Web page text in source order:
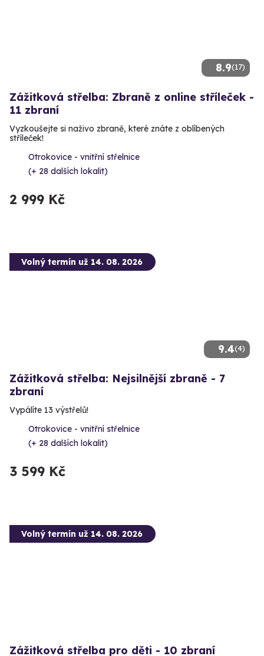
8.9(17)
Zážitková střelba: Zbraně z online stříleček -
11 zbraní
Vyzkoušejte si naživo zbraně, které znáte z oblíbených
stříleček!
Otrokovice - vnitřní střelnice
(+ 28 dalších lokalit)
2 999 Kč
9.4(4)
Volný termín už 14. 08. 2026
Zážitková střelba: Nejsilnější zbraně - 7
zbraní
Vypálíte 13 výstřelů!
Otrokovice - vnitřní střelnice
(+ 28 dalších lokalit)
3 599 Kč
Volný termín už 14. 08. 2026
Zážitková střelba pro děti - 10 zbraní